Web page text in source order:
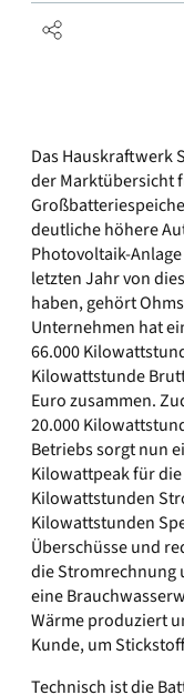
Das Hauskraftwerk
der Marktübersicht
deutliche höhere
Photovoltaik-
letzten Jahr von
haben, gehört
Unternehmen hat
66.000
Kilowattstunde
Euro zusammen.
20.000
Betriebs sorgt nun
Kilowattpeak für
Kilowattstunden
Kilowattstunden
Überschüsse und
die Stromrechnung
eine
Wärme produziert
Kunde, um
Technisch ist die